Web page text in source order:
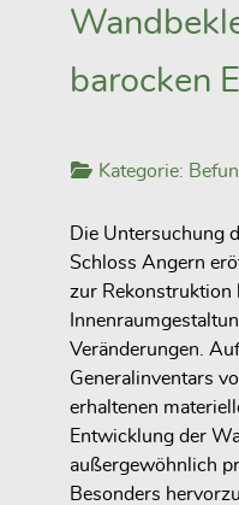
barocken
Kategorie:
Die Untersuchung
Schloss Angern
zur Rekonstruktion
Veränderungen.
Generalinventars
erhaltenen
Entwicklung der
außergewöhnlich
Besonders